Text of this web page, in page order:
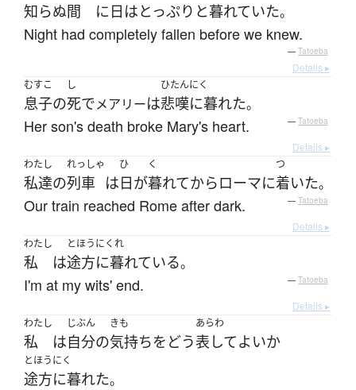
知らぬ間 に日 はとっぷりと暮れていた。
Night had completely fallen before we knew.
— Tatoeba
Details ▸
むすこ
息子の
し
死でメアリーは
ひたんにく
悲嘆に暮れた。
Her son's death broke Mary's heart. — Tatoeba
Details ▸
わたし
私達の
れっしゃ
列車 は
ひ
日が
く
暮れてからローマに
つ
着いた。
Our train reached Rome after dark. — Tatoeba
Details ▸
わたし
私 は
とほうにくれ
途方に暮れている。
I'm at my wits' end. — Tatoeba
Details ▸
わたし
私 は
じぶん
自分の
きも
気持ちを どう
あらわ
表してよいか
とほうにく
途方に暮れた。